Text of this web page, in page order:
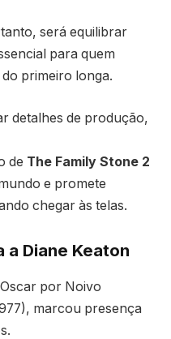
será equilibrar
para quem
primeiro longa.
detalhes de produção,
de The Family Stone 2
e promete
chegar às telas.
Diane Keaton
por Noivo
marcou presença